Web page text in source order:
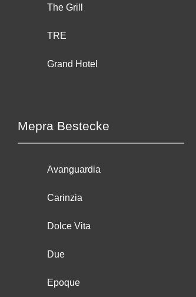
The Grill
TRE
Grand Hotel
Mepra Bestecke
Avanguardia
Carinzia
Dolce Vita
Due
Epoque